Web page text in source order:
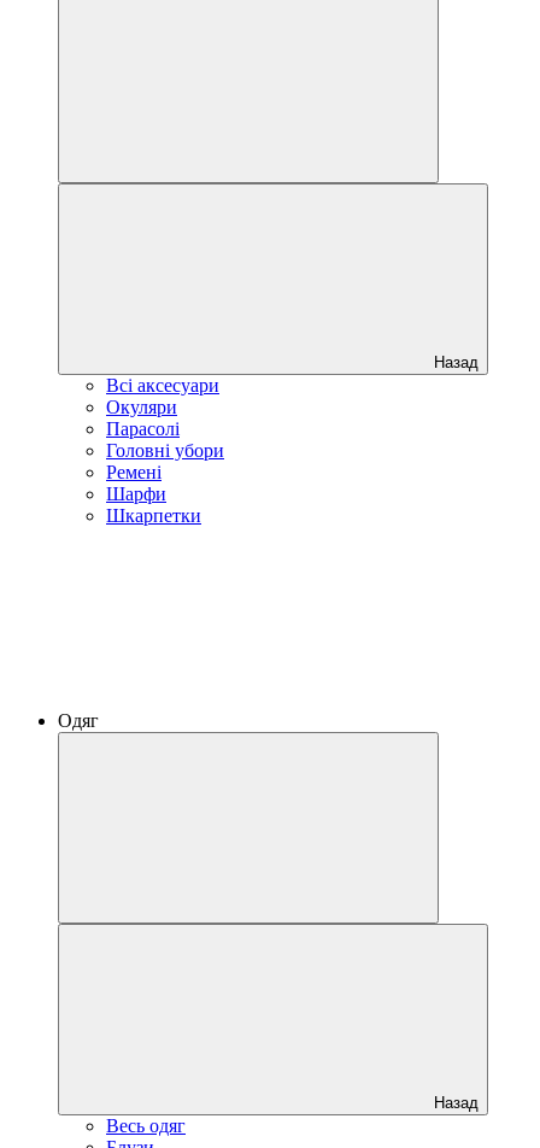
Назад
Всі аксесуари
Окуляри
Парасолі
Головні убори
Ремені
Шарфи
Шкарпетки
Одяг
Назад
Весь одяг